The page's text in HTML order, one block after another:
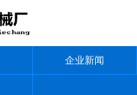
企业新闻